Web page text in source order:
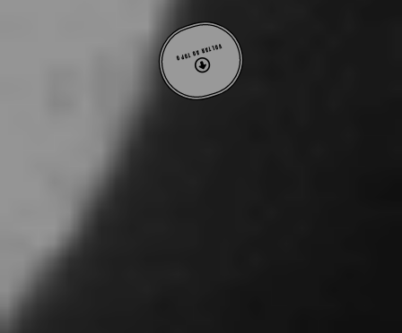
VOLTAR AO TOPO